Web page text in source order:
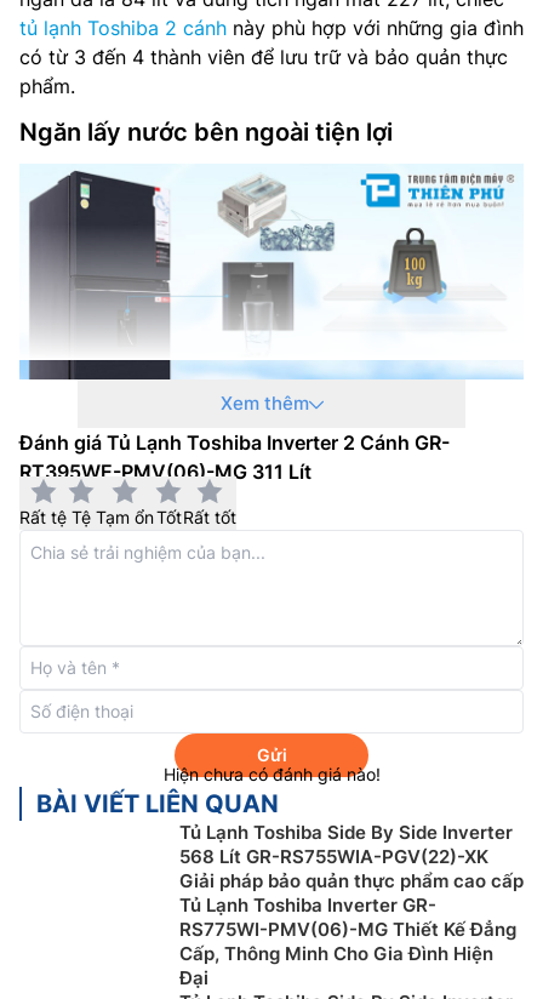
Hãng: Toshiba
tủ lạnh Toshiba 2 cánh này phù hợp với những gia đình
có từ 3 đến 4 thành viên để lưu trữ và bảo quản thực
phẩm.
Ngăn lấy nước bên ngoài tiện lợi
Tủ lạnh Toshiba2 cánh GR-RT395WE-PMV(06)-MG
được trang bị ngăn lấy nước bên ngoài cánh cửa giúp
người dùng có thể lấy nước lạnh một cách dễ dàng.
Công nghệ Air Fall Cooling
Xem thêm
Đánh giá Tủ Lạnh Toshiba Inverter 2 Cánh GR-
RT395WE-PMV(06)-MG 311 Lít
Rất tệ Tệ Tạm ổnTốtRất tốt
Gửi
Hiện chưa có đánh giá nào!
BÀI VIẾT LIÊN QUAN
Tủ Lạnh Toshiba Side By Side Inverter
568 Lít GR-RS755WIA-PGV(22)-XK
Giải pháp bảo quản thực phẩm cao cấp
Tủ Lạnh Toshiba Inverter GR-
RS775WI-PMV(06)-MG Thiết Kế Đẳng
Cấp, Thông Minh Cho Gia Đình Hiện
Đại